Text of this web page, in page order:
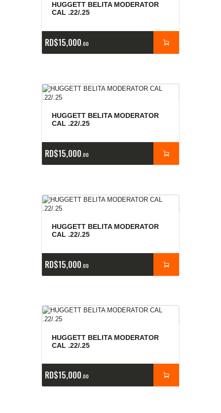
HUGGETT BELITA MODERATOR
CAL .22/.25
RD$15,000 00
HUGGETT BELITA MODERATOR
CAL .22/.25
RD$15,000 00
HUGGETT BELITA MODERATOR
CAL .22/.25
RD$15,000 00
HUGGETT BELITA MODERATOR
CAL .22/.25
RD$15,000 00